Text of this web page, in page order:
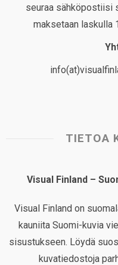
seuraa sähköpostiisi
maksetaan laskulla
TIETOA
Visual Finland –
Visual Finland on
kauniita Suomi-kuvia
sisustukseen. Löydä
kuvatiedostoja